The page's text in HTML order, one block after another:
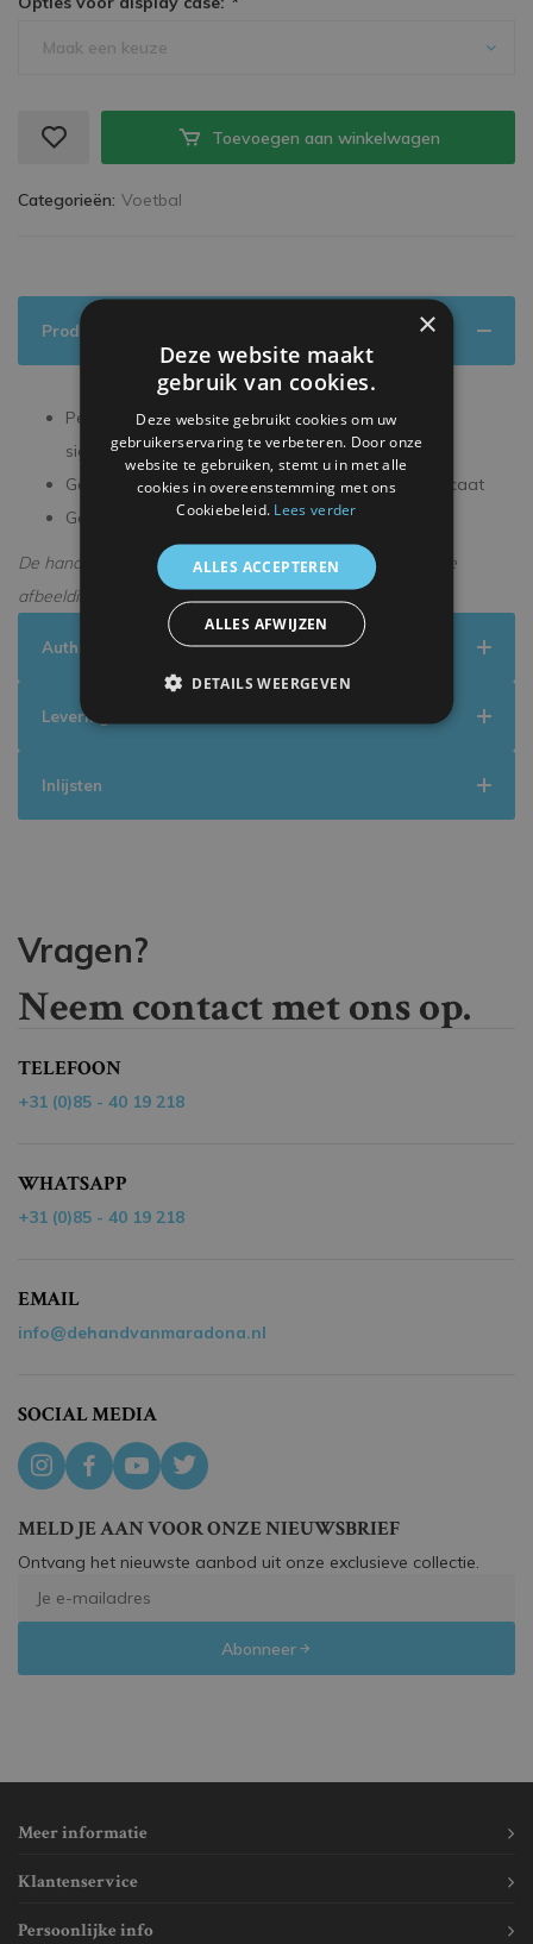
Maak een keuze
Toevoegen aan winkelwagen
Categorieën: Voetbal
Productinformatie
Persoonlijk gesigneerd tijdens een exclusieve
signeersessie
Geleverd met een officieel ICONS echtheidscertificaat
Geleverd in een premium verpakking
De handtekening kan enigszins afwijken van de getoonde
afbeelding.
Authenticiteit
Levering
Inlijsten
Vragen?
Neem contact met ons op.
TELEFOON
+31 (0)85 - 40 19 218
WHATSAPP
+31 (0)85 - 40 19 218
EMAIL
info@dehandvanmaradona.nl
SOCIAL MEDIA
MELD JE AAN VOOR ONZE NIEUWSBRIEF
Ontvang het nieuwste aanbod uit onze exclusieve collectie.
Abonneer
Meer informatie
Klantenservice
Persoonlijke info
×
Deze website maakt
gebruik van cookies.
Deze website gebruikt cookies om uw
gebruikerservaring te verbeteren. Door onze
website te gebruiken, stemt u in met alle
cookies in overeenstemming met ons
Cookiebeleid. Lees verder
ALLES ACCEPTEREN
ALLES AFWIJZEN
DETAILS WEERGEVEN